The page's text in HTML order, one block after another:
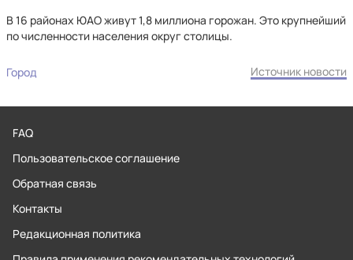
В 16 районах ЮАО живут 1,8 миллиона горожан. Это крупнейший
по численности населения округ столицы.
Город Источник новости
FAQ
Пользовательское соглашение
Обратная связь
Контакты
Редакционная политика